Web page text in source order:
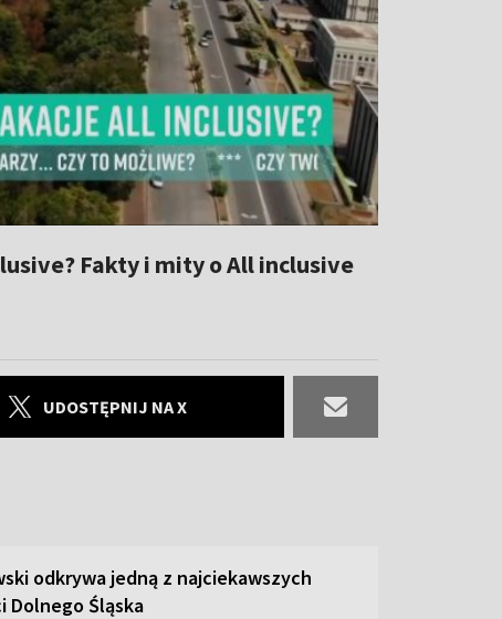
Fakty i mity o All inclusive
UDOSTĘPNIJ NA X
odkrywa jedną z najciekawszych
Dolnego Śląska